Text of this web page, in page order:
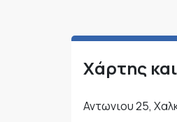
Χάρτης
Αντωνιου 25,